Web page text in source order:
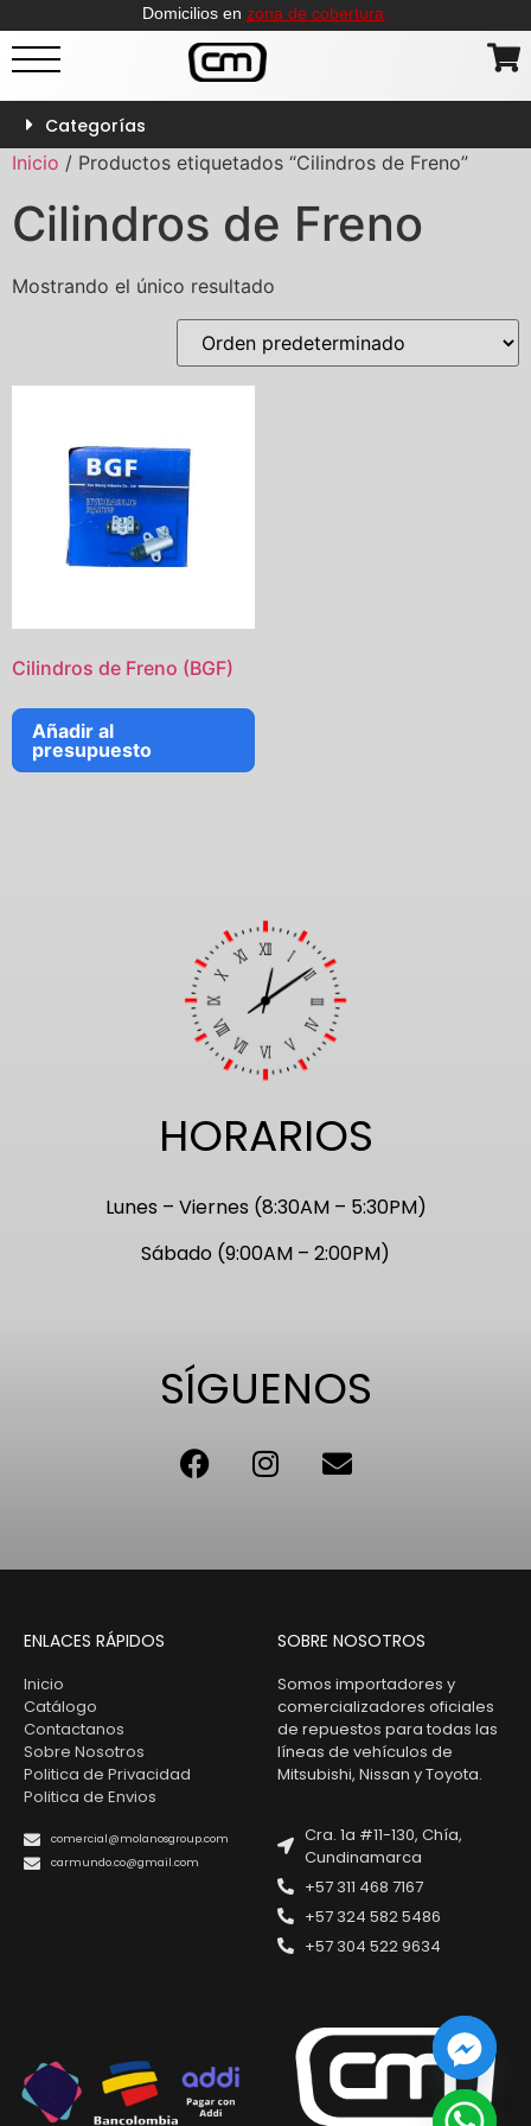
Domicilios en zona de cobertura
Categorías
Inicio / Productos etiquetados “Cilindros de Freno”
Cilindros de Freno
Mostrando el único resultado
Cilindros de Freno (BGF)
Añadir al
presupuesto
HORARIOS
Lunes – Viernes (8:30AM – 5:30PM)
Sábado (9:00AM – 2:00PM)
SÍGUENOS
ENLACES RÁPIDOS
Inicio
Catálogo
Contactanos
Sobre Nosotros
Politica de Privacidad
Politica de Envios
comercial@molanosgroup.com
carmundo.co@gmail.com
SOBRE NOSOTROS
Somos importadores y
comercializadores oficiales
de repuestos para todas las
líneas de vehículos de
Mitsubishi, Nissan y Toyota.
Cra. 1a #11-130, Chía,
Cundinamarca
+57 311 468 7167
+57 324 582 5486
+57 304 522 9634